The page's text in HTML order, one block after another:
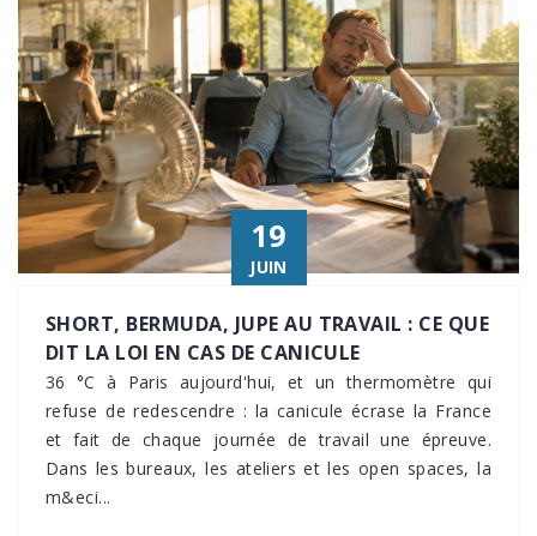
19
JUIN
SHORT, BERMUDA, JUPE AU TRAVAIL : CE QUE
DIT LA LOI EN CAS DE CANICULE
36 °C à Paris aujourd'hui, et un thermomètre qui
refuse de redescendre : la canicule écrase la France
et fait de chaque journée de travail une épreuve.
Dans les bureaux, les ateliers et les open spaces, la
m&eci...